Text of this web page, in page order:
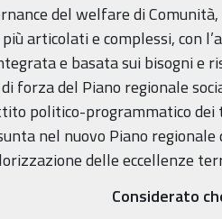
del welfare di
articolati e complessi, con
e basata sui bisogni e
forza del Piano regionale
politico-programmatico dei
nel nuovo Piano
delle eccellenze
Considerato